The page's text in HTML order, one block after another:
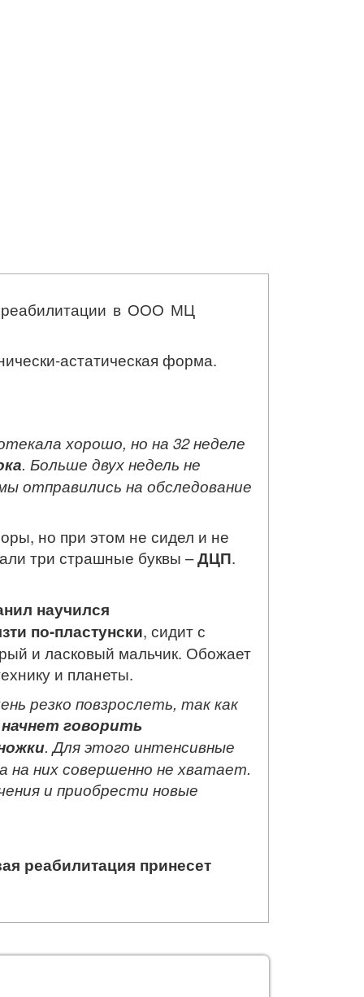
реабилитации в ООО МЦ
астатическая форма.
хорошо, но на 32 неделе
. Больше двух недель не
отправились на обследование
но при этом не сидел и не
три страшные буквы –ДЦП.
научился
по-пластунски, сидит с
и ласковый мальчик. Обожает
и планеты.
резко повзрослеть, так как
говорить
. Для этого интенсивные
на них совершенно не хватает.
и приобрести новые
реабилитация принесет